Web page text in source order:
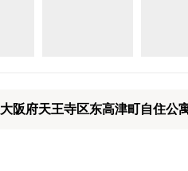
大阪府天王寺区东高津町自住公